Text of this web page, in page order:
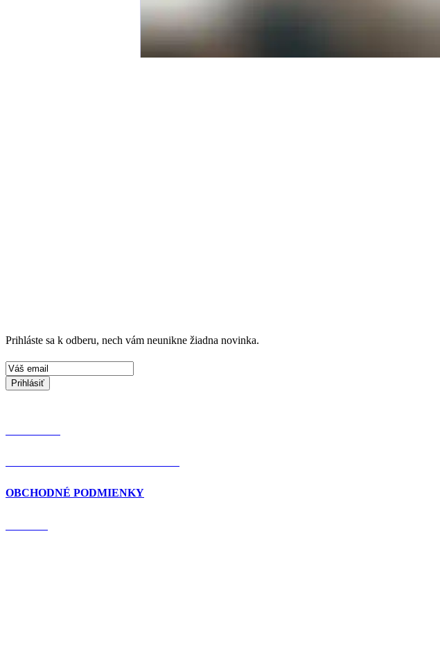
Prihláste sa k odberu, nech vám neunikne žiadna novinka.
Prihlásiť
OBCHODNÉ PODMIENKY